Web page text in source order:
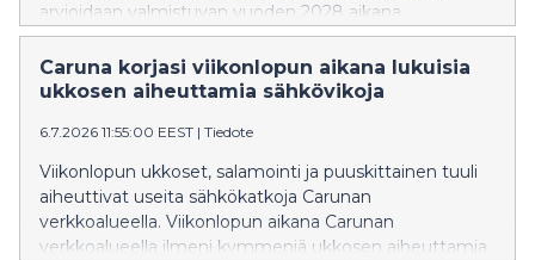
arvioidaan valmistuvan vuoden 2028 aikana.
Caruna korjasi viikonlopun aikana lukuisia
ukkosen aiheuttamia sähkövikoja
6.7.2026 11:55:00 EEST | Tiedote
Viikonlopun ukkoset, salamointi ja puuskittainen tuuli
aiheuttivat useita sähkökatkoja Carunan
verkkoalueella. Viikonlopun aikana Carunan
verkkoalueella ilmeni kymmeniä ukkosen aiheuttamia